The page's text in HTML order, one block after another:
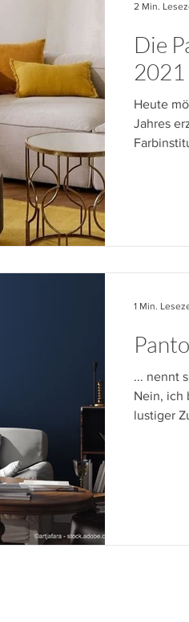
Die
2021
Heute
Jahres
2 Min.
... nennt
Nein, ich
lustiger
1 Min.